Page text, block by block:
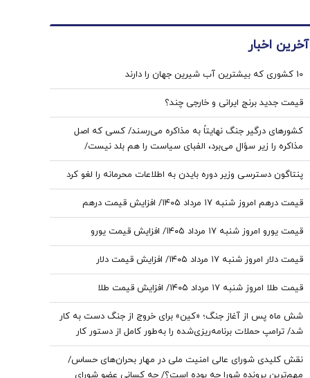
آخرین اخبار
10 کشوری که بیشترین آب شیرین جهان را دارند
قیمت جدید برنج ایرانی و خارجی چند؟
کشورهای درگیر جنگ نهایتاً به مذاکره می‌رسند/ کسی که اصل
مذاکره را زیر سؤال می‌برد، الفبای سیاست را هم بلد نیست/
پزشکیان اگر قصد استعفا داشت، رسما اعلام می‌کرد
پنتاگون دسترسی وزیر دوره بایدن به اطلاعات محرمانه را لغو کرد
قیمت درهم امروز شنبه ۱۷ مرداد ۱۴۰۵/ افزایش قیمت درهم
قیمت یورو امروز شنبه ۱۷ مرداد ۱۴۰۵/ افزایش قیمت یورو
قیمت دلار امروز شنبه ۱۷ مرداد ۱۴۰۵/ افزایش قیمت دلار
قیمت طلا امروز شنبه ۱۷ مرداد ۱۴۰۵/ افزایش قیمت طلا
شش ماه پس از آغاز جنگ؛ «کین» برای خروج از جنگ دست به کار
شد/ ترامپ حملات برنامه‌ریزی‌شده را به‌طور کامل از دستور کار
خارج نکرده/ گزینه عملیات زمینی وجود دارد؛ اما کسی خواستار آن
نیست
نقش کلیدی شورای عالی امنیت ملی در مهار بحران‌های حساس/
مهم‌ترین پرونده شورا چه بوده است؟/ چه کسانی عضو شورای